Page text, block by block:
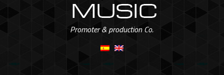
Promoter & production Co.